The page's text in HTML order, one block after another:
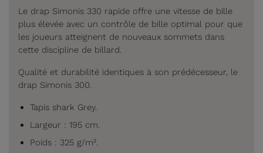
Le drap Simonis 330 rapide offre une vitesse de bille
plus élevée avec un contrôle de bille optimal pour que
les joueurs atteignent de nouveaux sommets dans
cette discipline de billard.
Qualité et durabilité identiques à son prédécesseur, le
drap Simonis 300.
Tapis shark Grey.
Largeur : 195 cm.
Poids : 325 g/m².